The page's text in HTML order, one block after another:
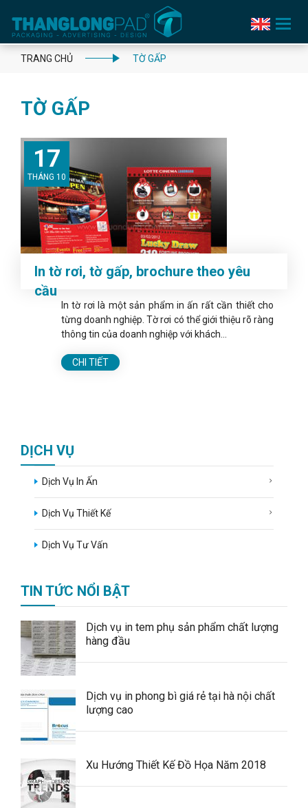
Toggle
navigation
TRANG CHỦ TỜ GẤP
TỜ GẤP
17
THÁNG 10
In tờ rơi, tờ gấp, brochure theo yêu
cầu
In tờ rơi là một sản phẩm in ấn rất cần thiết cho
từng doanh nghiệp. Tờ rơi có thể giới thiệu rõ ràng
thông tin của doanh nghiệp với khách...
CHI TIẾT
DỊCH VỤ
Dịch Vụ In Ấn
Dịch Vụ Thiết Kế
Dịch Vụ Tư Vấn
TIN TỨC NỔI BẬT
Dịch vụ in tem phụ sản phẩm chất lượng
hàng đầu
Dịch vụ in phong bì giá rẻ tại hà nội chất
lượng cao
Xu Hướng Thiết Kế Đồ Họa Năm 2018